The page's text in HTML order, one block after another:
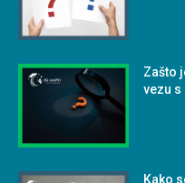
Zašto
vezu
Kako